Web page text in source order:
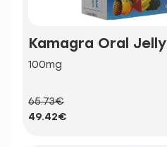
Kamagra Oral Jelly
100mg
65.73€
49.42€